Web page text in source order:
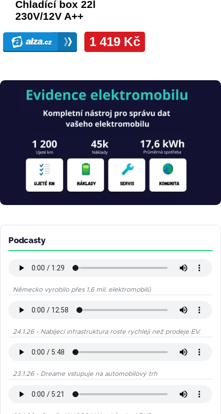
Obrázek
Podcasty
Německo vyrobilo přes 1,6 mil. elektromobilů
24.1.26 - Nabíjecí infrastruktura roste rychleji než prodeje EV
23.1.26 - Dreame vstupuje na automobilový trh